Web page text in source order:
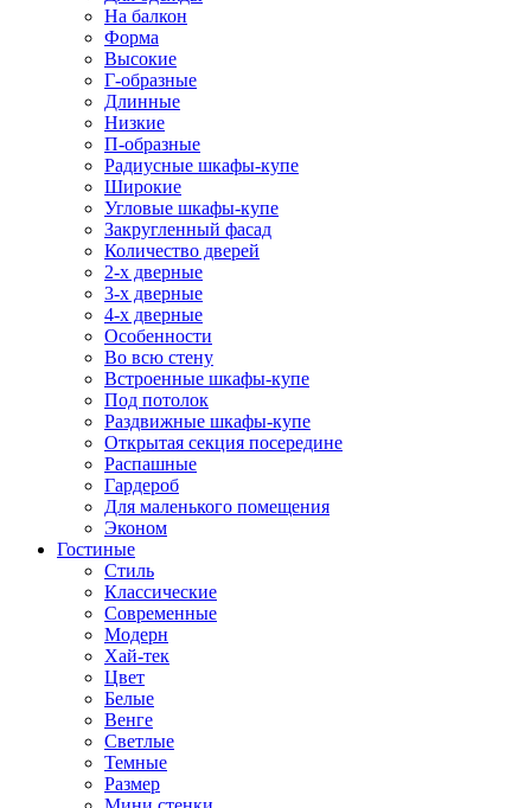
На балкон
Форма
Высокие
Г-образные
Длинные
Низкие
П-образные
Радиусные шкафы-купе
Широкие
Угловые шкафы-купе
Закругленный фасад
Количество дверей
2-х дверные
3-х дверные
4-х дверные
Особенности
Во всю стену
Встроенные шкафы-купе
Под потолок
Раздвижные шкафы-купе
Открытая секция посередине
Распашные
Гардероб
Для маленького помещения
Эконом
Гостиные
Стиль
Классические
Современные
Модерн
Хай-тек
Цвет
Белые
Венге
Светлые
Темные
Размер